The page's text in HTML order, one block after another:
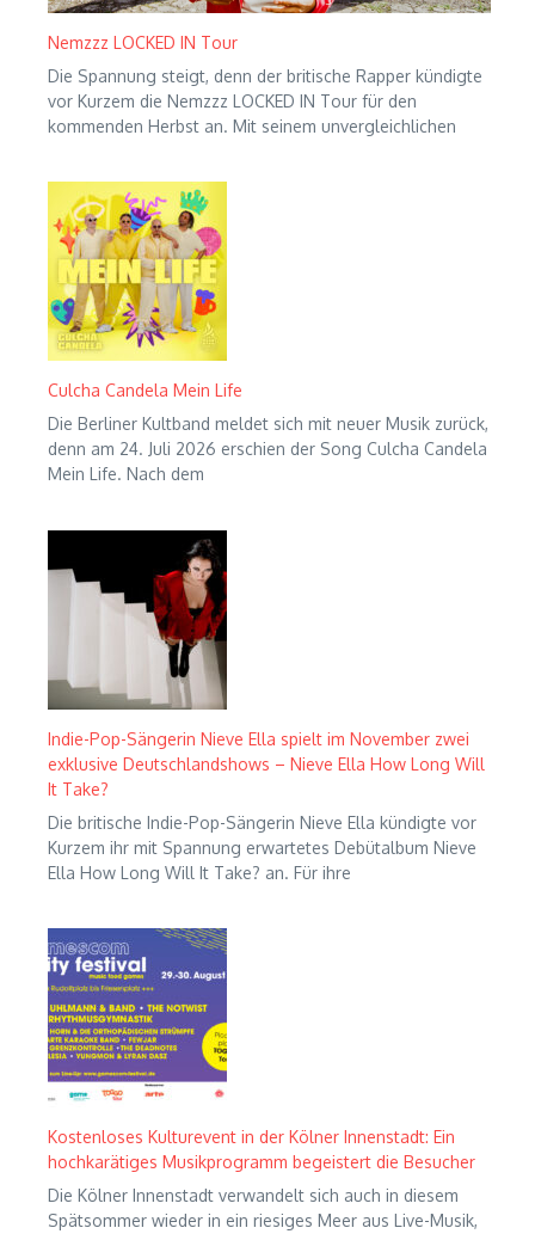
Nemzzz LOCKED IN Tour
Die Spannung steigt, denn der britische Rapper kündigte
vor Kurzem die Nemzzz LOCKED IN Tour für den
kommenden Herbst an. Mit seinem unvergleichlichen
Culcha Candela Mein Life
Die Berliner Kultband meldet sich mit neuer Musik zurück,
denn am 24. Juli 2026 erschien der Song Culcha Candela
Mein Life. Nach dem
Indie-Pop-Sängerin Nieve Ella spielt im November zwei
exklusive Deutschlandshows – Nieve Ella How Long Will
It Take?
Die britische Indie-Pop-Sängerin Nieve Ella kündigte vor
Kurzem ihr mit Spannung erwartetes Debütalbum Nieve
Ella How Long Will It Take? an. Für ihre
Kostenloses Kulturevent in der Kölner Innenstadt: Ein
hochkarätiges Musikprogramm begeistert die Besucher
Die Kölner Innenstadt verwandelt sich auch in diesem
Spätsommer wieder in ein riesiges Meer aus Live-Musik,